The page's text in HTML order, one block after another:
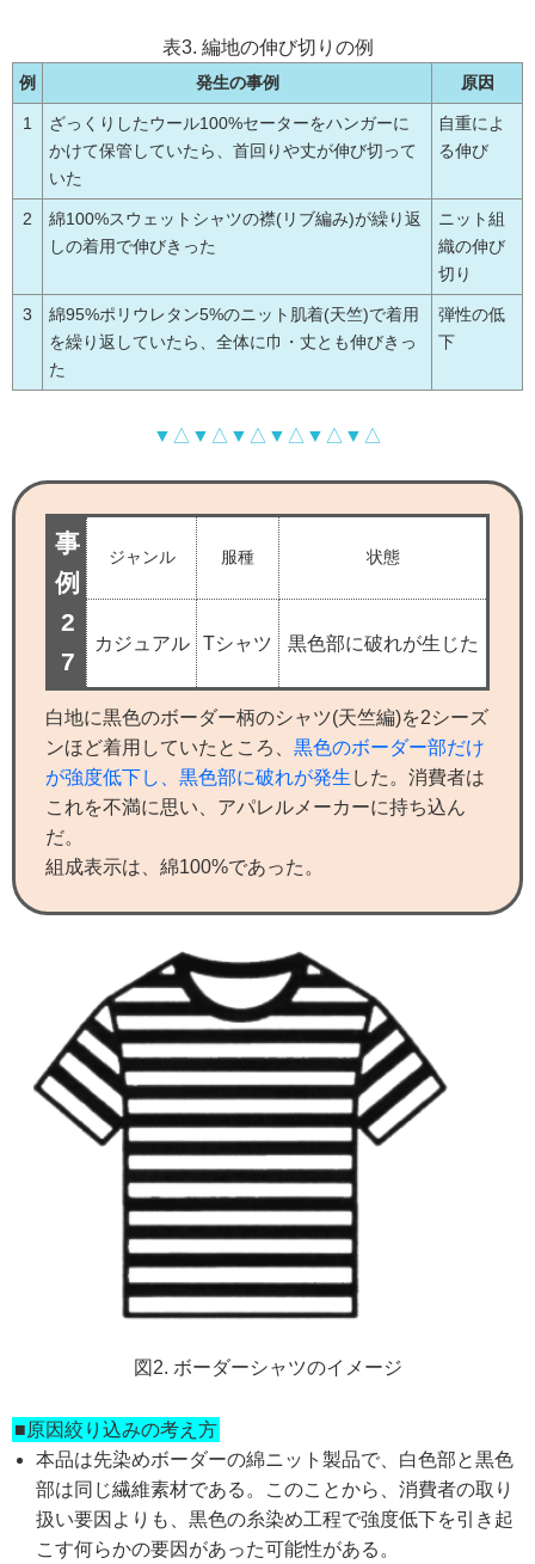
表3. 編地の伸び切りの例
例 発生の事例 原因
1
ざっくりしたウール100%セーターをハンガーに
かけて保管していたら、首回りや丈が伸び切って
いた
自重によ
る伸び
2
綿100%スウェットシャツの襟(リブ編み)が繰り返
しの着用で伸びきった
ニット組
織の伸び
切り
3
綿95%ポリウレタン5%のニット肌着(天竺)で着用
を繰り返していたら、全体に巾・丈とも伸びきっ
た
弾性の低
下
▼△▼△▼△▼△▼△▼△
事
例
2
7
ジャンル 服種 状態
カジュアル Tシャツ 黒色部に破れが生じた
白地に黒色のボーダー柄のシャツ(天竺編)を2シーズ
ンほど着用していたところ、 黒色のボーダー部だけ
が強度低下し、黒色部に破れが発生 した。消費者は
これを不満に思い、アパレルメーカーに持ち込ん
だ。
組成表示は、綿100%であった。
図2. ボーダーシャツのイメージ
■原因絞り込みの考え方
本品は先染めボーダーの綿ニット製品で、白色部と黒色
部は同じ繊維素材である。このことから、消費者の取り
扱い要因よりも、黒色の糸染め工程で強度低下を引き起
こす何らかの要因があった可能性がある。